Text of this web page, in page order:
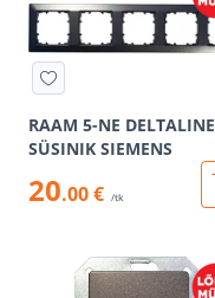
RAAM 5-NE DELTALINE
SÜSINIK SIEMENS
20.00 € /tk